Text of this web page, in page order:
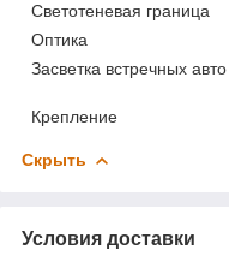
Светотеневая граница
Оптика
Засветка встречных авто
Крепление
Скрыть
Условия доставки